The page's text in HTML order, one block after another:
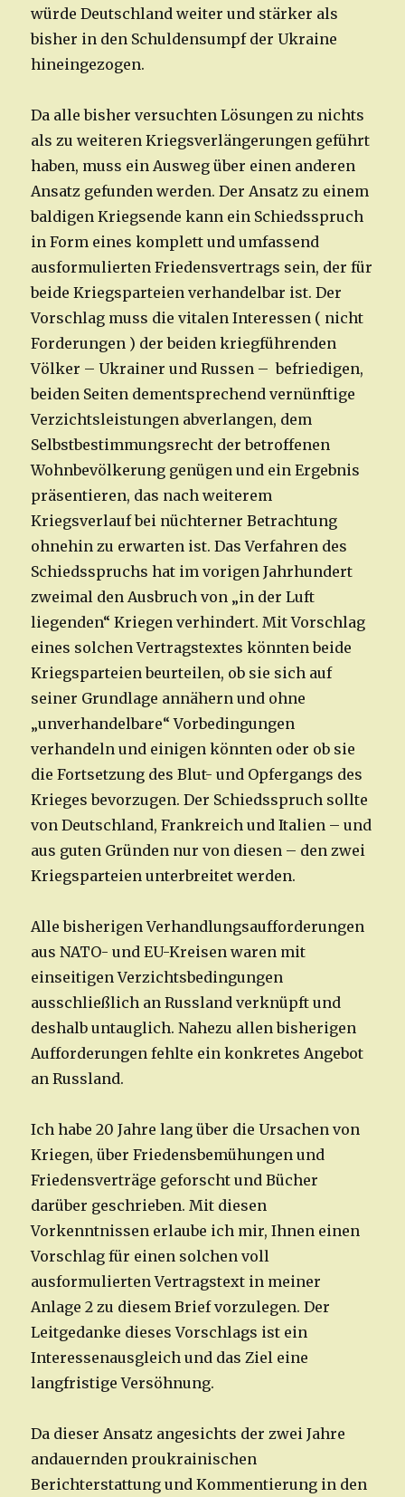
würde Deutschland weiter und stärker als
bisher in den Schuldensumpf der Ukraine
hineingezogen.
Da alle bisher versuchten Lösungen zu nichts
als zu weiteren Kriegsverlängerungen geführt
haben, muss ein Ausweg über einen anderen
Ansatz gefunden werden. Der Ansatz zu einem
baldigen Kriegsende kann ein Schiedsspruch
in Form eines komplett und umfassend
ausformulierten Friedensvertrags sein, der für
beide Kriegsparteien verhandelbar ist. Der
Vorschlag muss die vitalen Interessen ( nicht
Forderungen ) der beiden kriegführenden
Völker – Ukrainer und Russen – befriedigen,
beiden Seiten dementsprechend vernünftige
Verzichtsleistungen abverlangen, dem
Selbstbestimmungsrecht der betroffenen
Wohnbevölkerung genügen und ein Ergebnis
präsentieren, das nach weiterem
Kriegsverlauf bei nüchterner Betrachtung
ohnehin zu erwarten ist. Das Verfahren des
Schiedsspruchs hat im vorigen Jahrhundert
zweimal den Ausbruch von „in der Luft
liegenden“ Kriegen verhindert. Mit Vorschlag
eines solchen Vertragstextes könnten beide
Kriegsparteien beurteilen, ob sie sich auf
seiner Grundlage annähern und ohne
„unverhandelbare“ Vorbedingungen
verhandeln und einigen könnten oder ob sie
die Fortsetzung des Blut- und Opfergangs des
Krieges bevorzugen. Der Schiedsspruch sollte
von Deutschland, Frankreich und Italien – und
aus guten Gründen nur von diesen – den zwei
Kriegsparteien unterbreitet werden.
Alle bisherigen Verhandlungsaufforderungen
aus NATO- und EU-Kreisen waren mit
einseitigen Verzichtsbedingungen
ausschließlich an Russland verknüpft und
deshalb untauglich. Nahezu allen bisherigen
Aufforderungen fehlte ein konkretes Angebot
an Russland.
Ich habe 20 Jahre lang über die Ursachen von
Kriegen, über Friedensbemühungen und
Friedensverträge geforscht und Bücher
darüber geschrieben. Mit diesen
Vorkenntnissen erlaube ich mir, Ihnen einen
Vorschlag für einen solchen voll
ausformulierten Vertragstext in meiner
Anlage 2 zu diesem Brief vorzulegen. Der
Leitgedanke dieses Vorschlags ist ein
Interessenausgleich und das Ziel eine
langfristige Versöhnung.
Da dieser Ansatz angesichts der zwei Jahre
andauernden proukrainischen
Berichterstattung und Kommentierung in den